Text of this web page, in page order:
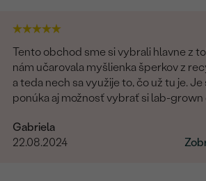
Tento obchod sme si vybrali hlavne z
nám učarovala myšlienka šperkov z
a teda nech sa využije to, čo už tu je.
ponúka aj možnosť vybrať si lab-
Bratislave, môžem len odporúčať. Pani
vždy veľmi milá, ochotná a trpezlivá pri
Gabriela
22.08.2024